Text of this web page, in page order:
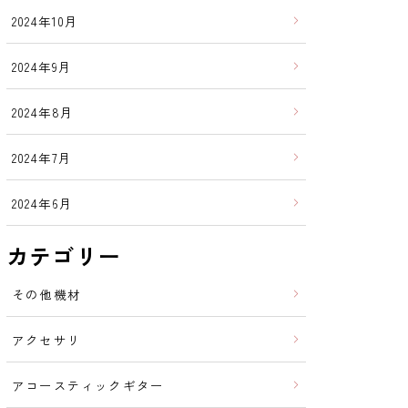
2024年10月
2024年9月
2024年8月
2024年7月
2024年6月
カテゴリー
その他機材
アクセサリ
アコースティックギター